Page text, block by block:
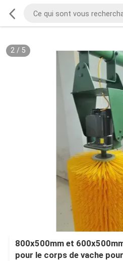
2/ 5
800x500mm et
pour le corps de vache